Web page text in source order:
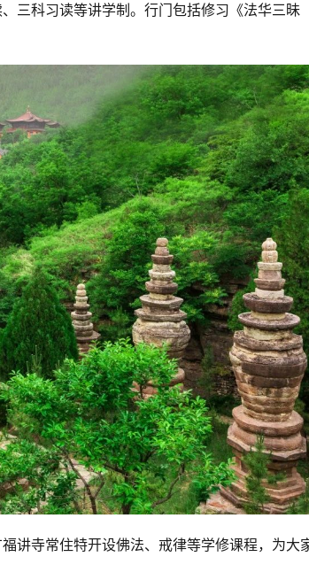
三科习读等讲学制。行门包括修习《法华三昧
讲寺常住特开设佛法、戒律等学修课程，为大